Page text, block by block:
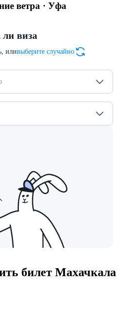
ветра · Уфа
виза
иливыберите случайно
билет Махачкала